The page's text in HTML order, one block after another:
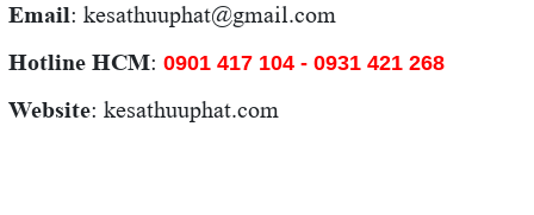
Email: kesathuuphat@gmail.com
Hotline HCM: 0901 417 104 - 0931 421 268
Website: kesathuuphat.com